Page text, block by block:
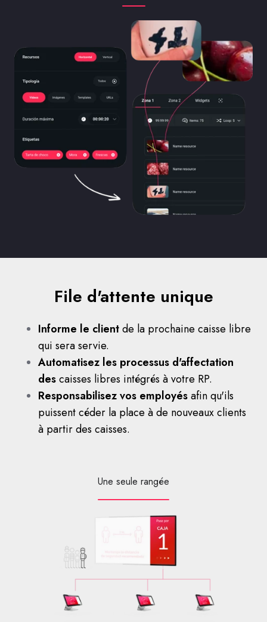
File d'attente unique
Informe le clientde la prochaine caisse libre
qui sera servie.
Automatisez les processus d'affectation
descaisses libres intégrés à votre RP.
Responsabilisez vos employésafin qu'ils
puissent céder la place à de nouveaux clients
à partir des caisses.
Une seule rangée